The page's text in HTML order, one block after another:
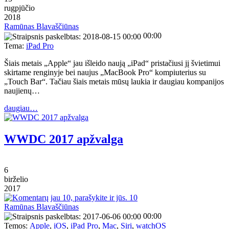
rugpjūčio
2018
Ramūnas Blavaščiūnas
00:00
Tema: iPad Pro
Šiais metais „Apple“ jau išleido naują „iPad“ pristačiusi jį švietimui
skirtame renginyje bei naujus „MacBook Pro“ kompiuterius su
„Touch Bar“. Tačiau šiais metais mūsų laukia ir daugiau kompanijos
naujienų…
daugiau…
WWDC 2017 apžvalga
6
birželio
2017
10
Ramūnas Blavaščiūnas
00:00
Temos: Apple, iOS, iPad Pro, Mac, Siri, watchOS